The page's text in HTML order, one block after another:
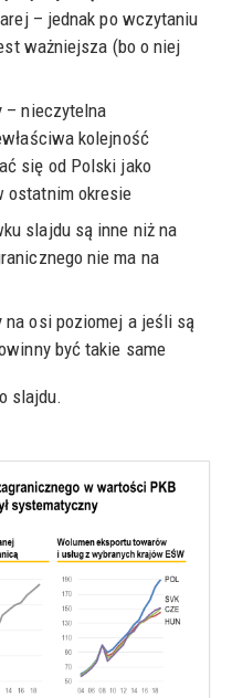
– jednak po wczytaniu
ważniejsza (bo o niej
– nieczytelna
kolejność
się od Polski jako
ostatnim okresie
slajdu są inne niż na
nie ma na
na osi poziomej a jeśli są
być takie same
slajdu.